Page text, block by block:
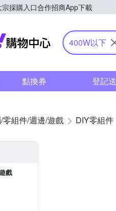
採購入口合作招商App下載
Yahoo購物中心
400W以下
點換券 登記送
零組件/週邊/遊戲 DIY零組件
戲